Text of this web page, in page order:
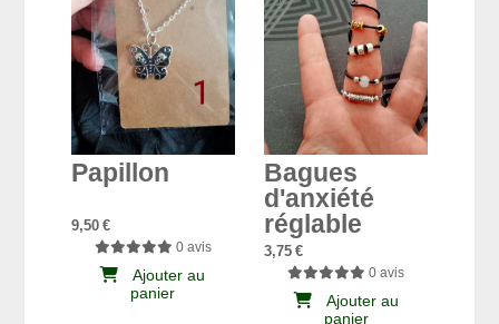
Papillon
9,50€
0 avis
Ajouter au
panier
Bagues
d'anxiété
réglable
3,75 €
0 avis
Ajouter au
panier